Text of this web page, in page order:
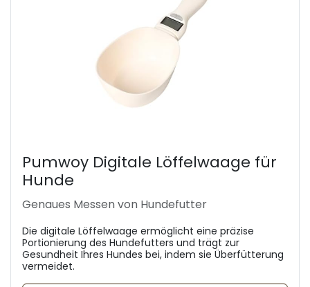
Pumwoy Digitale Löffelwaage für
Hunde
Genaues Messen von Hundefutter
Die digitale Löffelwaage ermöglicht eine präzise
Portionierung des Hundefutters und trägt zur
Gesundheit Ihres Hundes bei, indem sie Überfütterung
vermeidet.